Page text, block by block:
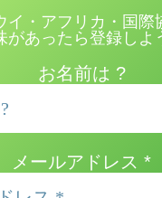
イ・アフリカ・国際
があったら登録しよ
お名前は ?
メールアドレス *